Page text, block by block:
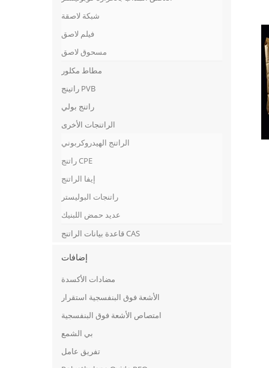
شبكة لاصقة
فيلم لاصق
مسحوق لاصق
مطاط مكلور
راتينج PVB
راتنج بولي
الراتنجات الأخرى
الراتنج الهيدروكربوني
راتنج CPE
إيفا الراتنج
راتنجات البوليستر
عديد حمض اللبنيك
قاعدة بيانات الراتنج CAS
إضافات
مضادات الأكسدة
الأشعة فوق البنفسجية استقرار
امتصاص الأشعة فوق البنفسجية
بي الشمع
تفريق عامل